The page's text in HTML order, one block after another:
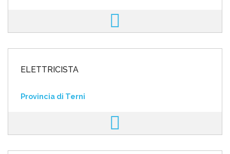
ELETTRICISTA
Provincia di Terni